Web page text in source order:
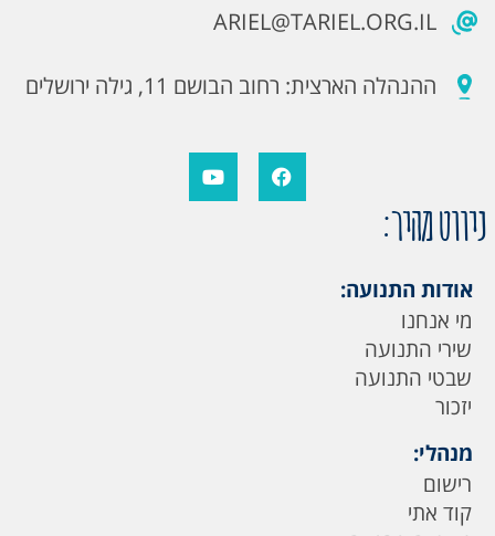
ARIEL@TARIEL.ORG.IL
ההנהלה הארצית: רחוב הבושם 11, גילה ירושלים
ניווט מהיר:
אודות התנועה:
מי אנחנו
שירי התנועה
שבטי התנועה
יזכור
מנהלי:
רישום
קוד אתי